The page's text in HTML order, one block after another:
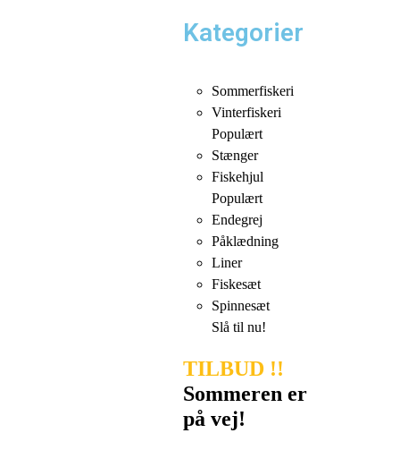
Kategorier
Sommerfiskeri
Vinterfiskeri
Populært
Stænger
Fiskehjul
Populært
Endegrej
Påklædning
Liner
Fiskesæt
Spinnesæt
Slå til nu!
TILBUD !!
Sommeren er
på vej!